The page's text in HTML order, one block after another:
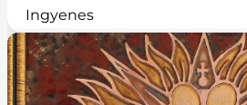
Ingyenes